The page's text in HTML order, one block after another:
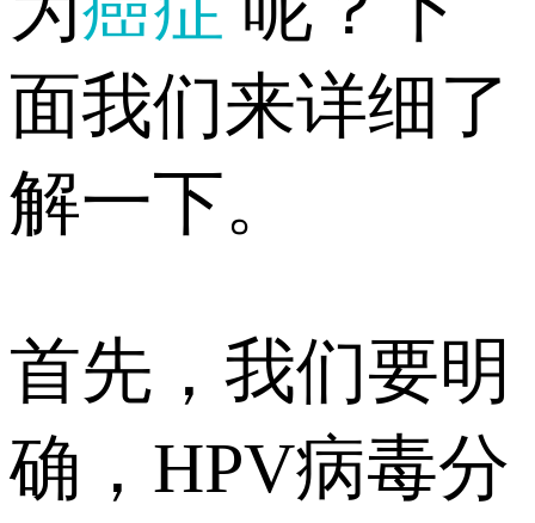
面我们来详细了
解一下。
首先，我们要明
确，HPV病毒分